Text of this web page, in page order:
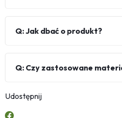
Q: Jak dbać o produkt?
Q: Czy zastosowane
Udostępnij